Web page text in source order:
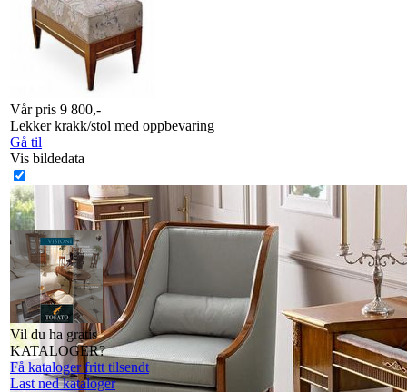
Vår pris 9 800,-
Lekker krakk/stol med oppbevaring
Gå til
Vis bildedata
Vil du ha gratis
KATALOGER?
Få kataloger fritt tilsendt
Last ned kataloger